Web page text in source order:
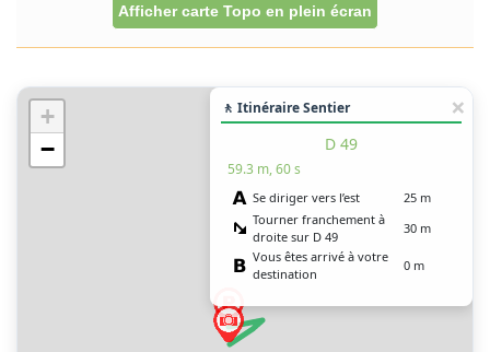
Afficher carte Topo en plein écran
+
−
🚶 Itinéraire Sentier
D 49
59.3 m, 60 s
Se diriger vers l’est
25 m
Tourner franchement à
droite sur D 49
30 m
Vous êtes arrivé à votre
destination
0 m